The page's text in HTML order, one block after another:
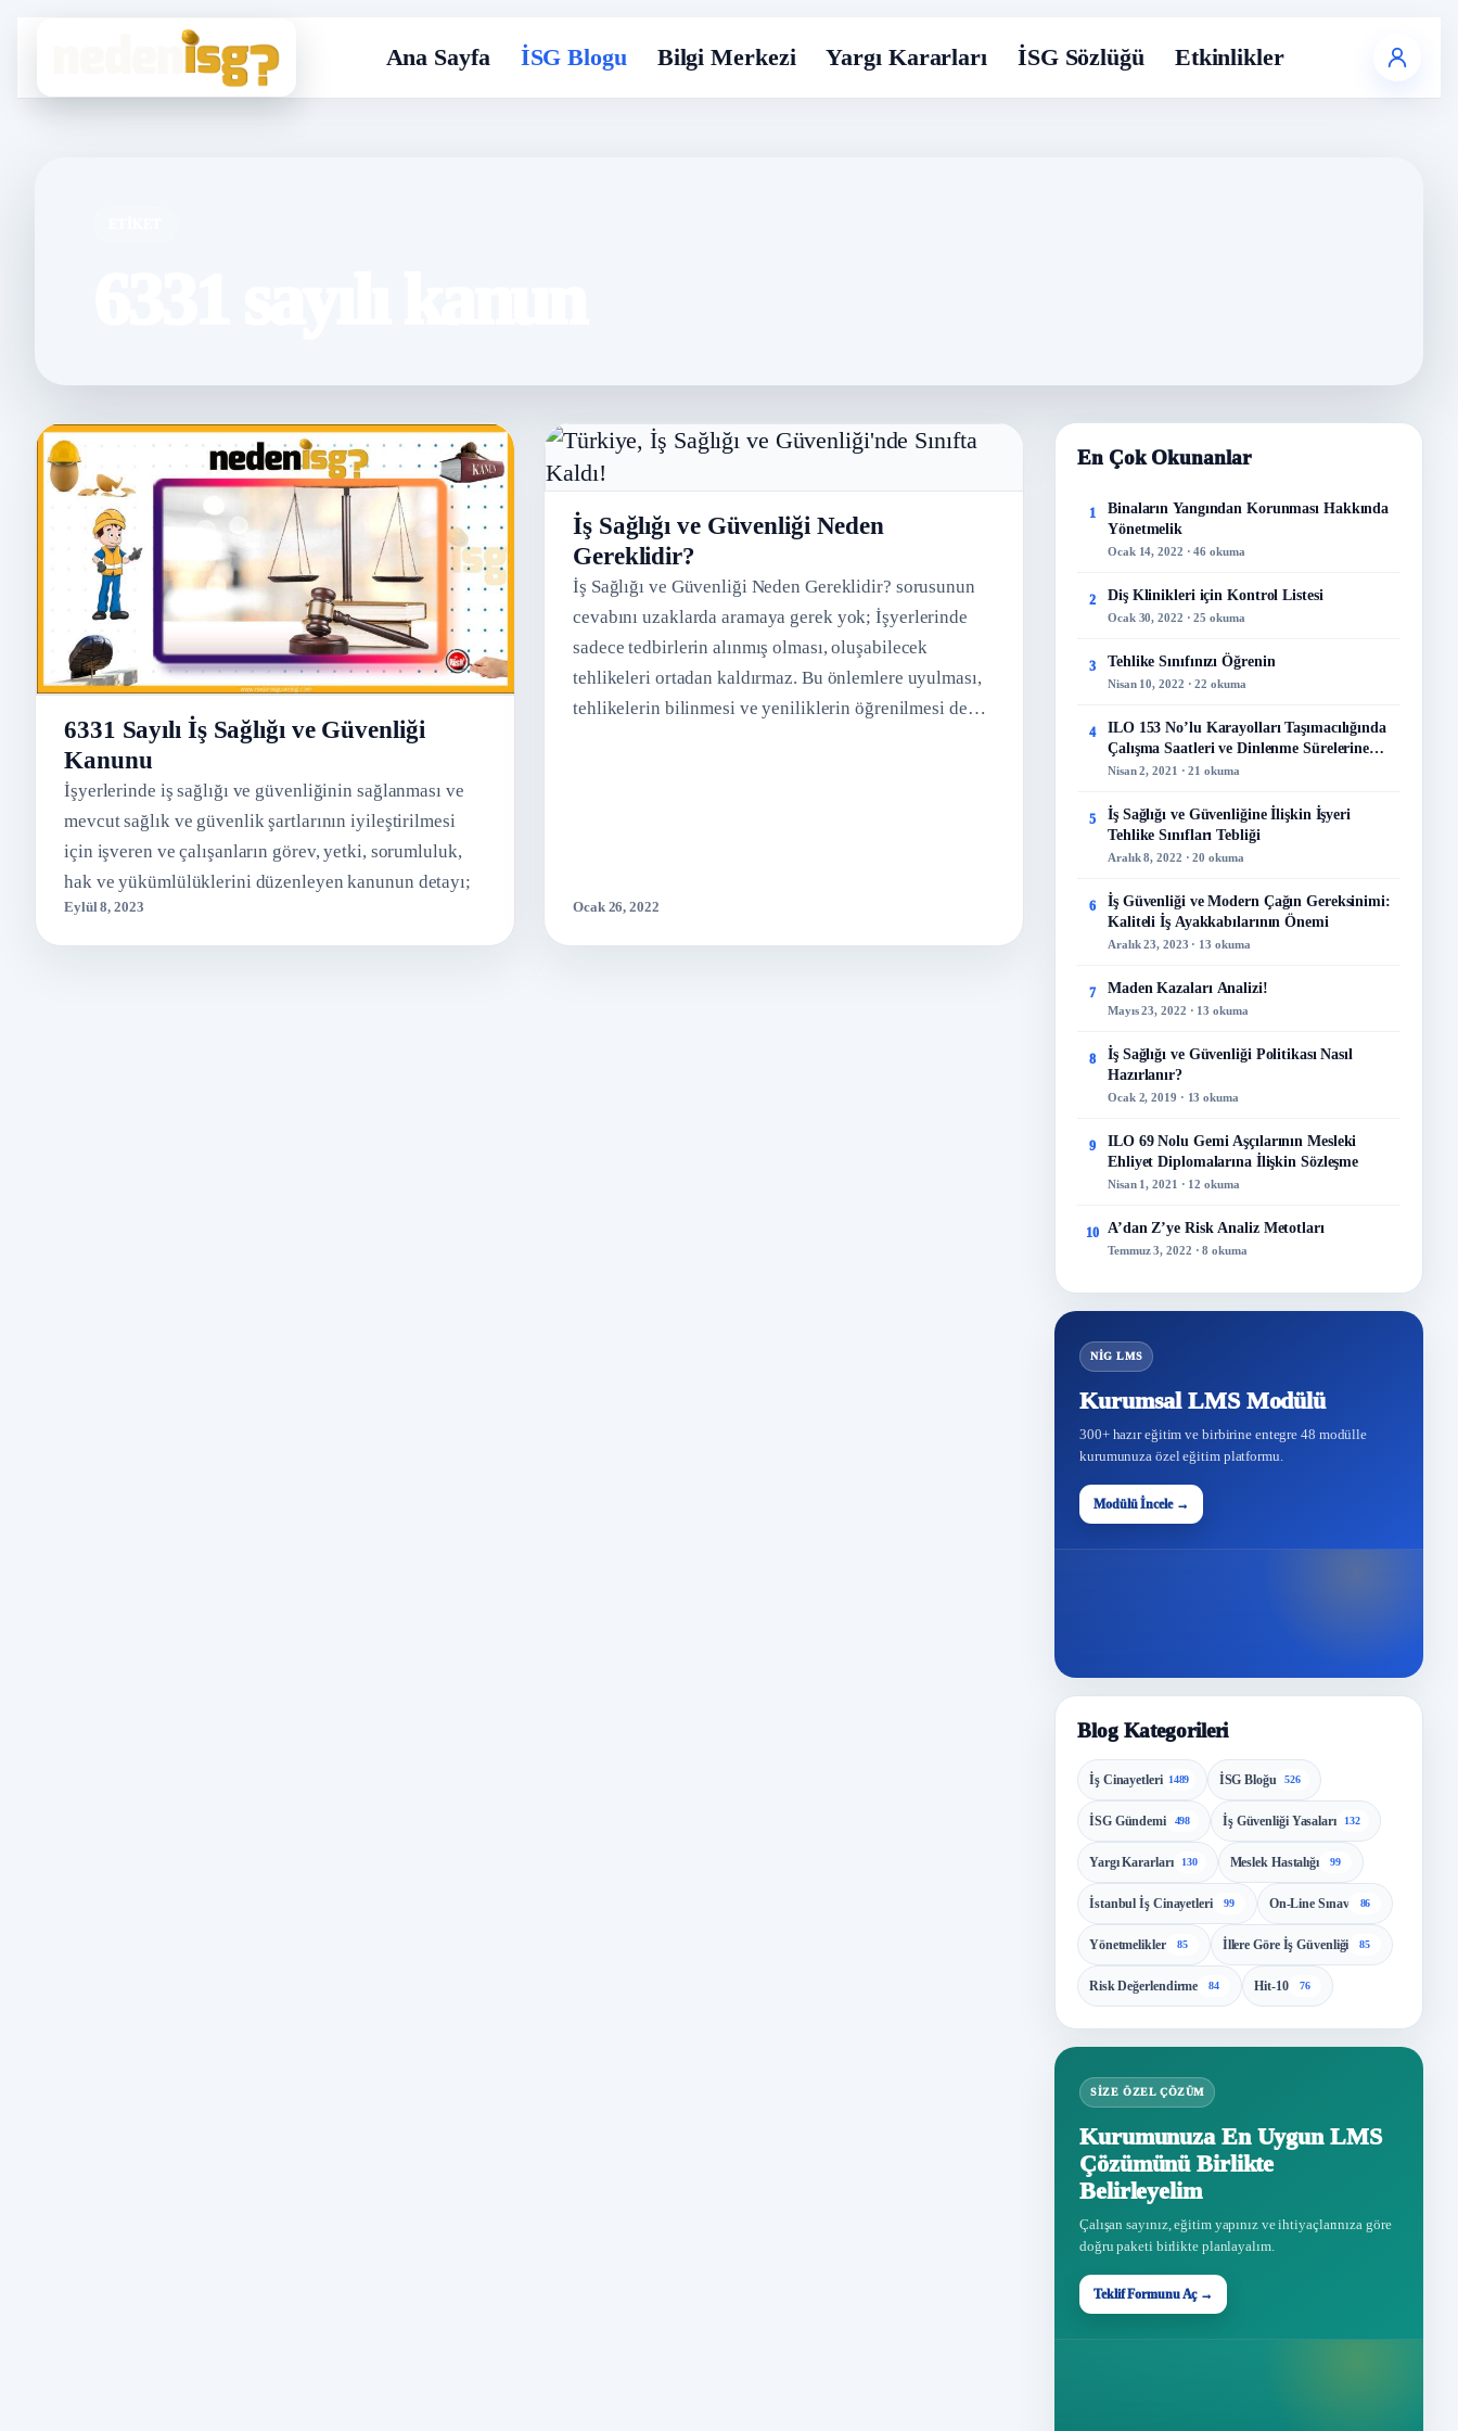
Ana Sayfa İSG Blogu Bilgi Merkezi Yargı Kararları İSG Sözlüğü Etkinlikler
6331 Sayılı İş Sağlığı ve Güvenliği
Kanunu
İşyerlerinde iş sağlığı ve güvenliğinin sağlanması ve
mevcut sağlık ve güvenlik şartlarının iyileştirilmesi
için işveren ve çalışanların görev, yetki, sorumluluk,
hak ve yükümlülüklerini düzenleyen kanunun detayı;
Eylül 8, 2023
İş Sağlığı ve Güvenliği Neden
Gereklidir?
İş Sağlığı ve Güvenliği Neden Gereklidir? sorusunun
cevabını uzaklarda aramaya gerek yok; İşyerlerinde
sadece tedbirlerin alınmış olması, oluşabilecek
tehlikeleri ortadan kaldırmaz. Bu önlemlere uyulması,
tehlikelerin bilinmesi ve yeniliklerin öğrenilmesi de…
Ocak 26, 2022
En Çok Okunanlar
1
Binaların Yangından Korunması Hakkında
Yönetmelik
Ocak 14, 2022 · 46 okuma
2 Diş Klinikleri için Kontrol Listesi
Ocak 30, 2022 · 25 okuma
3 Tehlike Sınıfınızı Öğrenin
Nisan 10, 2022 · 22 okuma
4
ILO 153 No’lu Karayolları Taşımacılığında
Çalışma Saatleri ve Dinlenme Sürelerine
İlişkin Sözleşme
Nisan 2, 2021 · 21 okuma
5
İş Sağlığı ve Güvenliğine İlişkin İşyeri
Tehlike Sınıfları Tebliği
Aralık 8, 2022 · 20 okuma
6
İş Güvenliği ve Modern Çağın Gereksinimi:
Kaliteli İş Ayakkabılarının Önemi
Aralık 23, 2023 · 13 okuma
7 Maden Kazaları Analizi!
Mayıs 23, 2022 · 13 okuma
8
İş Sağlığı ve Güvenliği Politikası Nasıl
Hazırlanır?
Ocak 2, 2019 · 13 okuma
9
ILO 69 Nolu Gemi Aşçılarının Mesleki
Ehliyet Diplomalarına İlişkin Sözleşme
Nisan 1, 2021 · 12 okuma
10 A’dan Z’ye Risk Analiz Metotları
Temmuz 3, 2022 · 8 okuma
NİG LMS
Kurumsal LMS Modülü
300+ hazır eğitim ve birbirine entegre 48 modülle
kurumunuza özel eğitim platformu.
Modülü İncele →
48
Modül
Blog Kategorileri
İş Cinayetleri 1489 İSG Bloğu 526
İSG Gündemi 498 İş Güvenliği Yasaları 132
Yargı Kararları 130 Meslek Hastalığı 99
İstanbul İş Cinayetleri 99 On-Line Sınav 86
Yönetmelikler 85 İllere Göre İş Güvenliği 85
Risk Değerlendirme 84 Hit-10 76
SIZE ÖZEL ÇÖZÜM
Kurumunuza En Uygun LMS
Çözümünü Birlikte
Belirleyelim
Çalışan sayınız, eğitim yapınız ve ihtiyaçlarınıza göre
doğru paketi birlikte planlayalım.
Teklif Formunu Aç →
Teklif